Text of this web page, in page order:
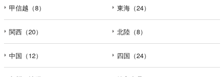
ＦＡＸ：047-401-6847
甲信越（8） 東海（24）
関西（20） 北陸（8）
中国（12） 四国（24）